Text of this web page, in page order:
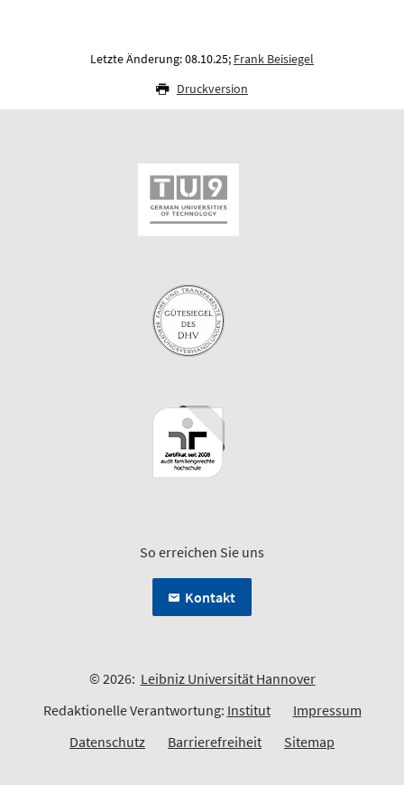
Letzte Änderung: 08.10.25; Frank Beisiegel
Druckversion
So erreichen Sie uns
Kontakt
© 2026: Leibniz Universität Hannover
Redaktionelle Verantwortung: Institut
Impressum
Datenschutz
Barrierefreiheit Sitemap